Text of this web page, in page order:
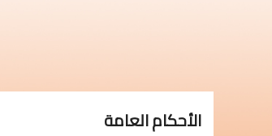
الأحكام العامة